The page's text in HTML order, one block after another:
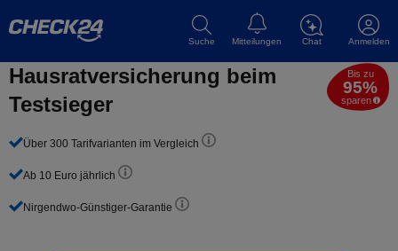
Suche Mitteilungen Chat Anmelden
Hausrat­versicherung beim
Testsieger
Bis zu
95%
sparen
Über 300 Tarifvarianten im Vergleich
Ab 10 Euro jährlich
Nirgendwo-Günstiger-Garantie